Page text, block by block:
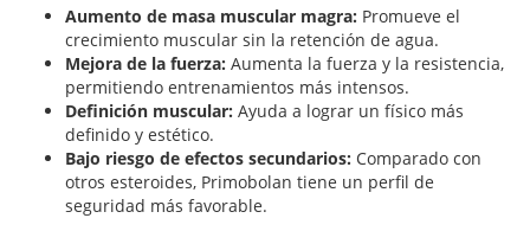
Aumento de masa muscular magra: Promueve el
crecimiento muscular sin la retención de agua.
Mejora de la fuerza: Aumenta la fuerza y la resistencia,
permitiendo entrenamientos más intensos.
Definición muscular: Ayuda a lograr un físico más
definido y estético.
Bajo riesgo de efectos secundarios: Comparado con
otros esteroides, Primobolan tiene un perfil de
seguridad más favorable.